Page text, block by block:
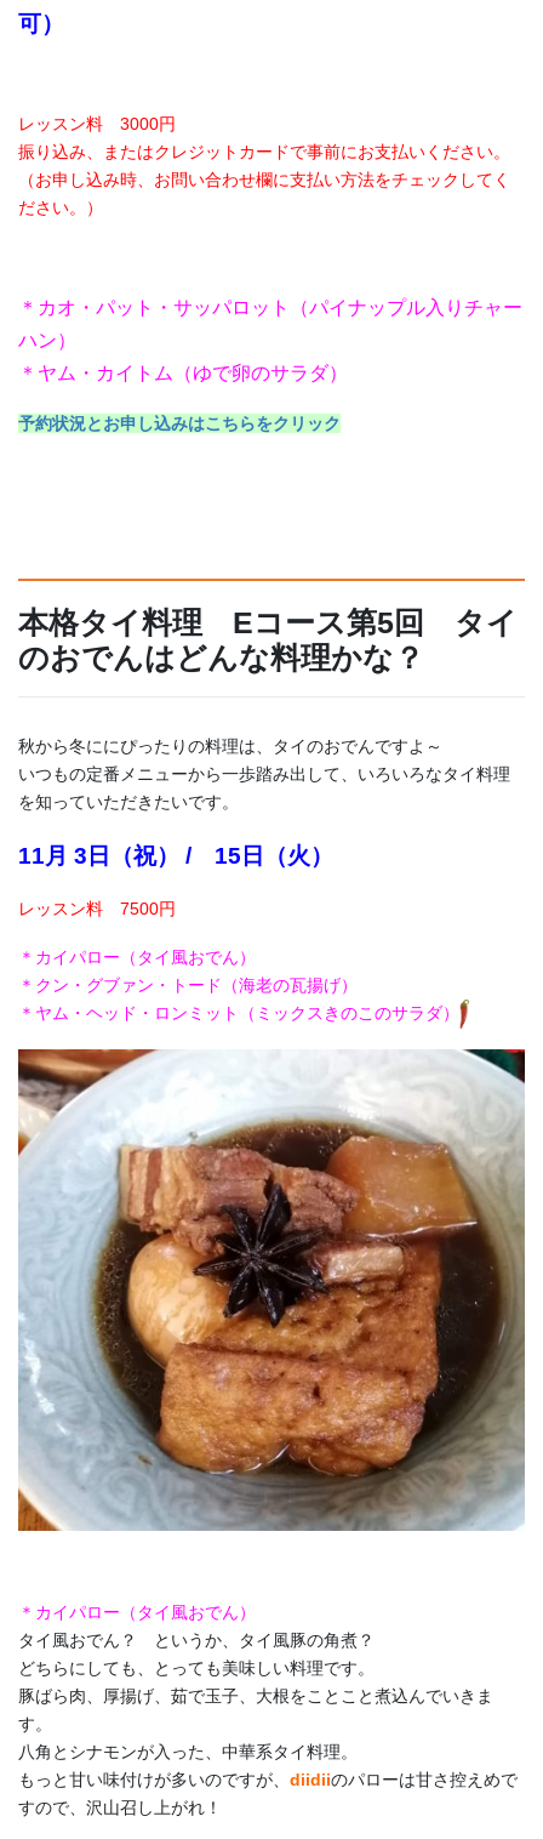
可）
レッスン料 3000円
振り込み、またはクレジットカードで事前にお支払いください。
（お申し込み時、お問い合わせ欄に支払い方法をチェックしてく
ださい。）
＊カオ・パット・サッパロット（パイナップル入りチャー
ハン）
＊ヤム・カイトム（ゆで卵のサラダ）
予約状況とお申し込みはこちらをクリック
本格タイ料理 Eコース第5回 タイ
のおでんはどんな料理かな？
秋から冬ににぴったりの料理は、タイのおでんですよ～
いつもの定番メニューから一歩踏み出して、いろいろなタイ料理
を知っていただきたいです。
11月 3日（祝） / 15日（火）
レッスン料 7500円
＊カイパロー（タイ風おでん）
＊クン・グブァン・トード（海老の瓦揚げ）
＊ヤム・ヘッド・ロンミット（ミックスきのこのサラダ）
＊カイパロー（タイ風おでん）
タイ風おでん？ というか、タイ風豚の角煮？
どちらにしても、とっても美味しい料理です。
豚ばら肉、厚揚げ、茹で玉子、大根をことこと煮込んでいきま
す。
八角とシナモンが入った、中華系タイ料理。
もっと甘い味付けが多いのですが、 diidiiのパローは甘さ控えめで
すので、沢山召し上がれ！